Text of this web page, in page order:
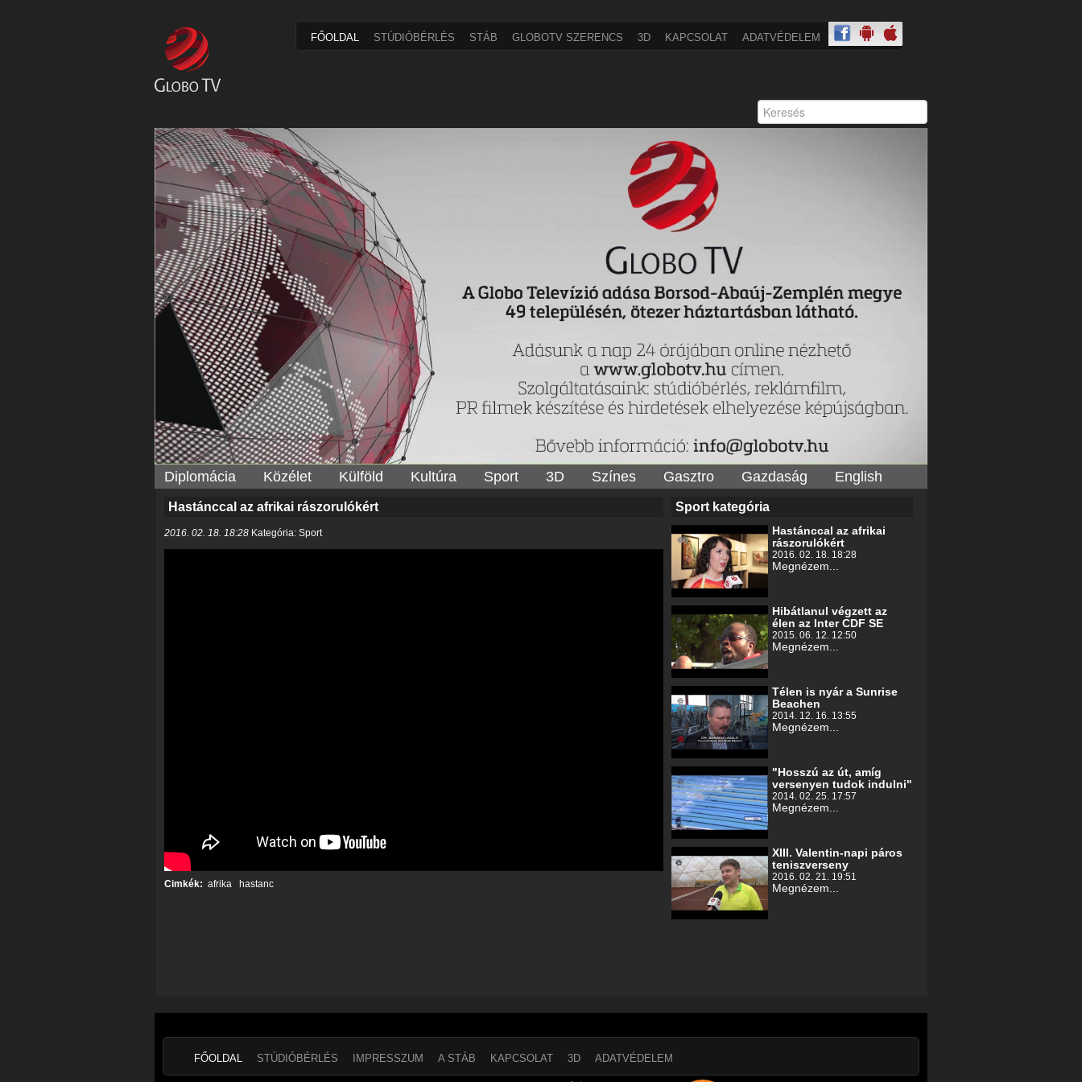
FŐOLDAL STÚDIÓBÉRLÉS STÁB GLOBOTV SZERENCS 3D KAPCSOLAT ADATVÉDELEM
Diplomácia Közélet Külföld Kultúra Sport 3D Színes Gasztro Gazdaság English
Hastánccal az afrikai rászorulókért
2016. 02. 18. 18:28 Kategória: Sport
Cimkék: afrika hastanc
Sport kategória
Hastánccal az afrikai
rászorulókért
2016. 02. 18. 18:28
Megnézem...
Hibátlanul végzett az
élen az Inter CDF SE
2015. 06. 12. 12:50
Megnézem...
Télen is nyár a Sunrise
Beachen
2014. 12. 16. 13:55
Megnézem...
"Hosszú az út, amíg
versenyen tudok indulni"
2014. 02. 25. 17:57
Megnézem...
XIII. Valentin-napi páros
teniszverseny
2016. 02. 21. 19:51
Megnézem...
FŐOLDAL STÚDIÓBÉRLÉS IMPRESSZUM A STÁB KAPCSOLAT 3D ADATVÉDELEM